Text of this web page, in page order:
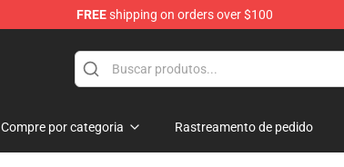
FREEshipping on orders over $100
Compre por categoria Rastreamento de pedido